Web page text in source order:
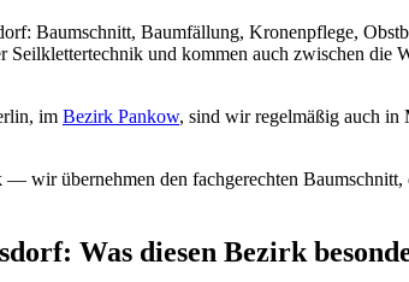
Baumschnitt, Baumfällung, Kronenpflege,
und kommen auch zwischen
im Bezirk Pankow, sind wir regelmäßig auch
wir übernehmen den fachgerechten
Was diesen Bezirk